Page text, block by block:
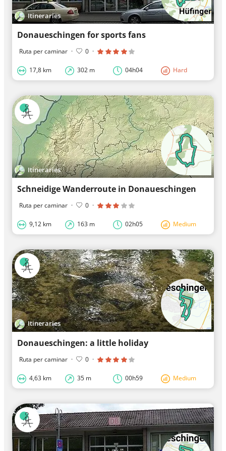
Itineraries
Donaueschingen for sports fans
Ruta per caminar · 0 ·
17,8 km 302 m 04h04 Hard
Itineraries
Schneidige Wanderroute in Donaueschingen
Ruta per caminar · 0 ·
9,12 km 163 m 02h05 Medium
Itineraries
Donaueschingen: a little holiday
Ruta per caminar · 0 ·
4,63 km 35 m 00h59 Medium